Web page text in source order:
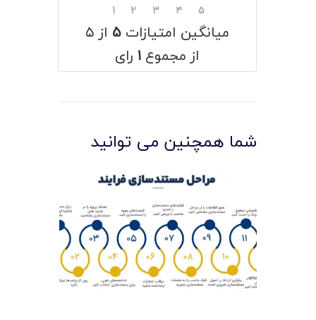
۱ ۲ ۳ ۴ ۵
میانگین امتیازات ۵ از ۵
از مجموع ۱ رای
شما همچنین می توانید